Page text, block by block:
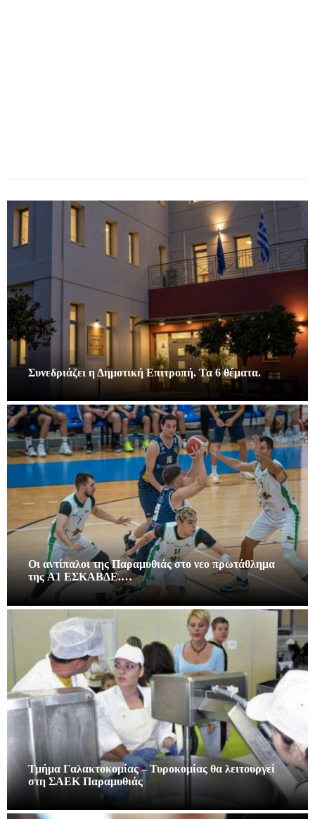
Συνεδριάζει η Δημοτική Επιτροπή. Τα 6 θέματα.
Οι αντίπαλοι της Παραμυθιάς στο νεο πρωτάθλημα
της A1 ΕΣΚΑΒΔΕ.…
Τμήμα Γαλακτοκομίας – Τυροκομίας θα λειτουργεί
στη ΣΑΕΚ Παραμυθιάς